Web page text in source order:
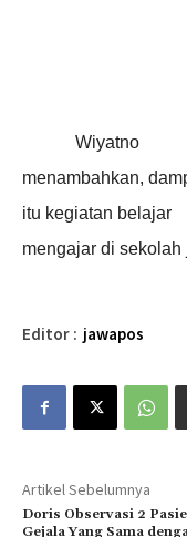
Wiyatno
menambahkan,
itu kegiatan belajar
mengajar di sekolah
Editor : jawapos
Artikel Sebelumnya
Doris Observasi 2
Gejala Yang Sama